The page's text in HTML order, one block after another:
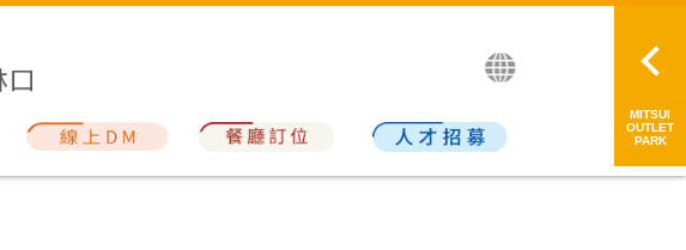
日本語
MITSUI
OUTLET
PARK